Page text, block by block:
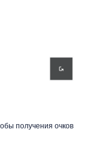
получения очков